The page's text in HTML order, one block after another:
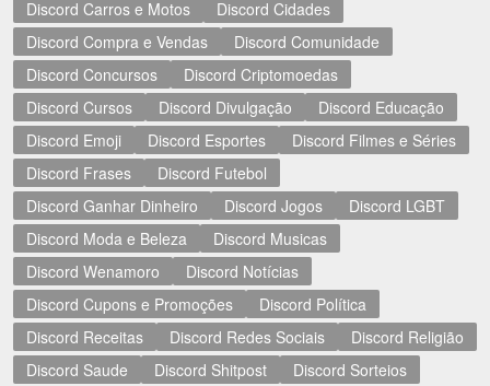
Discord Carros e Motos
Discord Cidades
Discord Compra e Vendas
Discord Comunidade
Discord Concursos
Discord Criptomoedas
Discord Cursos
Discord Divulgação
Discord Educação
Discord Emoji
Discord Esportes
Discord Filmes e Séries
Discord Frases
Discord Futebol
Discord Ganhar Dinheiro
Discord Jogos
Discord LGBT
Discord Moda e Beleza
Discord Musicas
Discord Wenamoro
Discord Notícias
Discord Cupons e Promoções
Discord Política
Discord Receitas
Discord Redes Sociais
Discord Religião
Discord Saude
Discord Shitpost
Discord Sorteios